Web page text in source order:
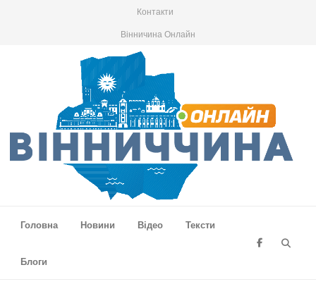
Контакти
Вінничина Онлайн
Головна
Новини Відео Тексти
Блоги